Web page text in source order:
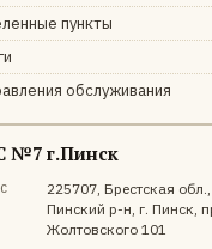
пункты
обслуживания
№7 г.Пинск
225707, Брестская обл.,
Пинский р-н, г. Пинск,
Жолтовского 101